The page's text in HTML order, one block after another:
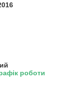
роботи